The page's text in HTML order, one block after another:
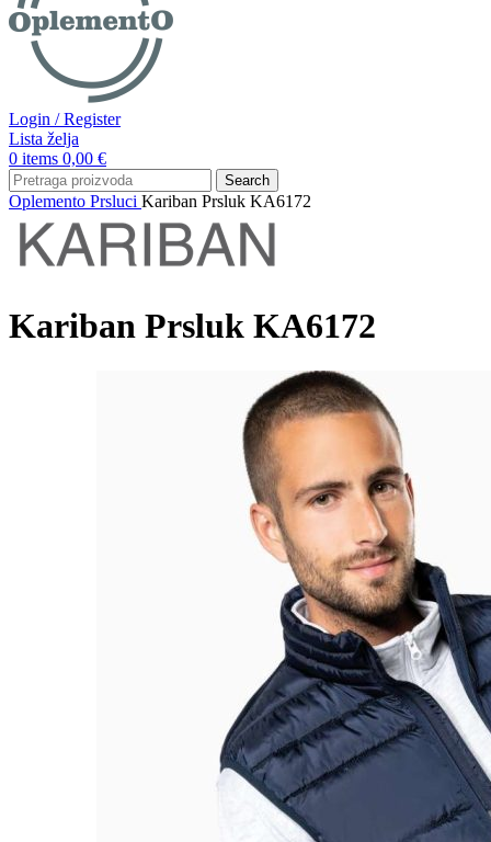
Login / Register
Lista želja
0 items 0,00 €
Search
Oplemento Prsluci Kariban Prsluk KA6172
Kariban Prsluk KA6172